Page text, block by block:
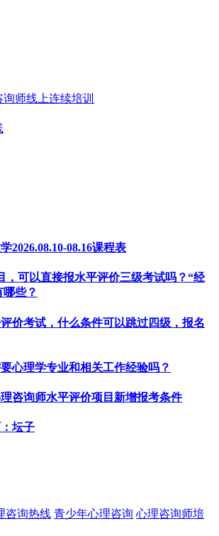
师线上连续培训
2026.08.10-08.16课程表
可以直接报水平评价三级考试吗？“经
些？
价考试，什么条件可以跳过四级，报名
心理学专业和相关工作经验吗？
咨询师水平评价项目新增报考条件
坛子
咨询热线 青少年心理咨询 心理咨询师培